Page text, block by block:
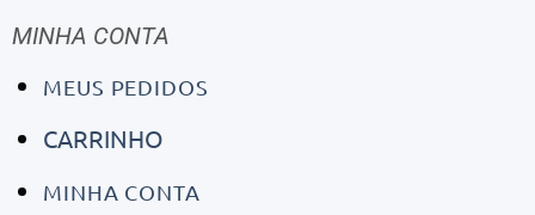
MINHA CONTA
MEUS PEDIDOS
CARRINHO
MINHA CONTA